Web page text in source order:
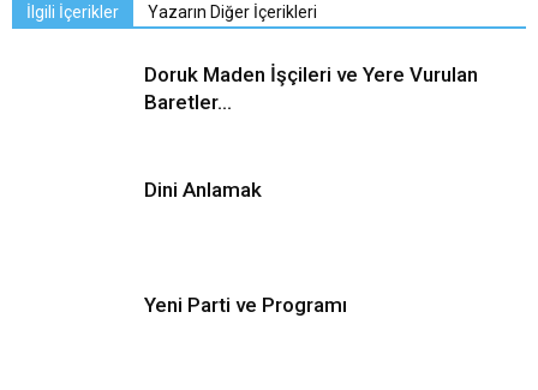
İlgili İçerikler Yazarın Diğer İçerikleri
Doruk Maden İşçileri ve Yere Vurulan
Baretler…
Dini Anlamak
Yeni Parti ve Programı